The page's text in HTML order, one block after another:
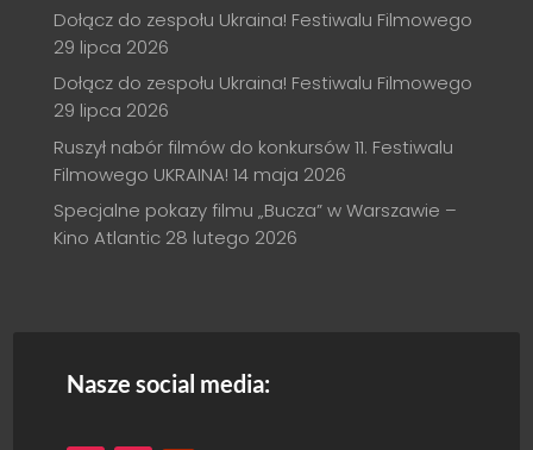
Dołącz do zespołu Ukraina! Festiwalu Filmowego
29 lipca 2026
Dołącz do zespołu Ukraina! Festiwalu Filmowego
29 lipca 2026
Ruszył nabór filmów do konkursów 11. Festiwalu
Filmowego UKRAINA! 14 maja 2026
Specjalne pokazy filmu „Bucza” w Warszawie –
Kino Atlantic 28 lutego 2026
Nasze social media: